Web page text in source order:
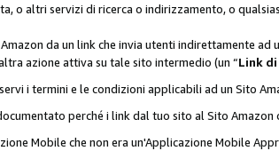
o altri servizi di ricerca o indirizzamento, o
da un link che invia utenti indirettamente
azione attiva su tale sito intermedio (un “Link
i termini e le condizioni applicabili ad un Sito
perché i link dal tuo sito al Sito
Mobile che non era un'Applicazione Mobile